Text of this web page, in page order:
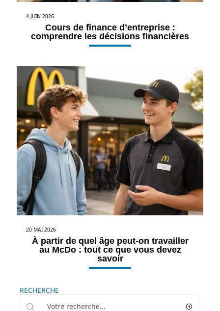
4 JUIN 2026
Cours de finance d’entreprise :
comprendre les décisions financières
20 MAI 2026
À partir de quel âge peut-on travailler
au McDo : tout ce que vous devez
savoir
RECHERCHE